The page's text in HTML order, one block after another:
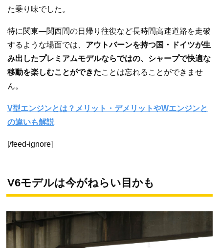
た乗り味でした。
特に関東—関西間の日帰り往復など長時間高速道路を走破
するような場面では、 アウトバーンを持つ国・ドイツが生
み出したプレミアムモデルならではの、シャープで快適な
移動を楽しむことができたことは忘れることができませ
ん。
V型エンジンとは？メリット・デメリットやWエンジンと
の違いも解説
[/feed-ignore]
V6モデルは今がねらい目かも